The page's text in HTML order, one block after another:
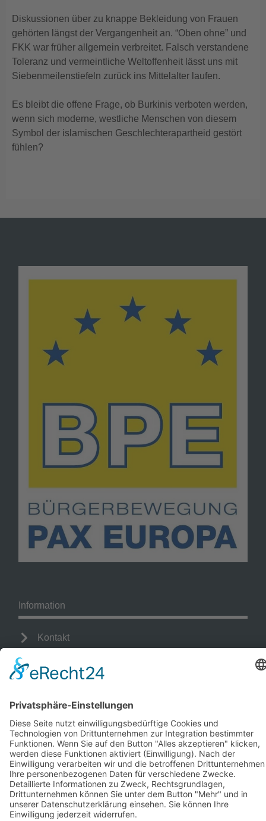
Diskussionen über zu knappe Bekleidung von Frauen
gehörten längst der Vergangenheit an. “Oben ohne” und
FKK war früher allgemein verbreitet. Falsch verstandene
Toleranz und vermeintliche Weltoffenheit lässt uns mit
Siebenmeilenstiefeln zurück ins Mittelalter laufen.
Es bleibt die offene Frage, ob Burkinis verboten werden,
wenn sich moderne, westliche Menschen von diesem
Symbol der islamischen Geschlechterapartheid gestört
fühlen?
Information
Kontakt
Impressum
Sie finden uns auch hier